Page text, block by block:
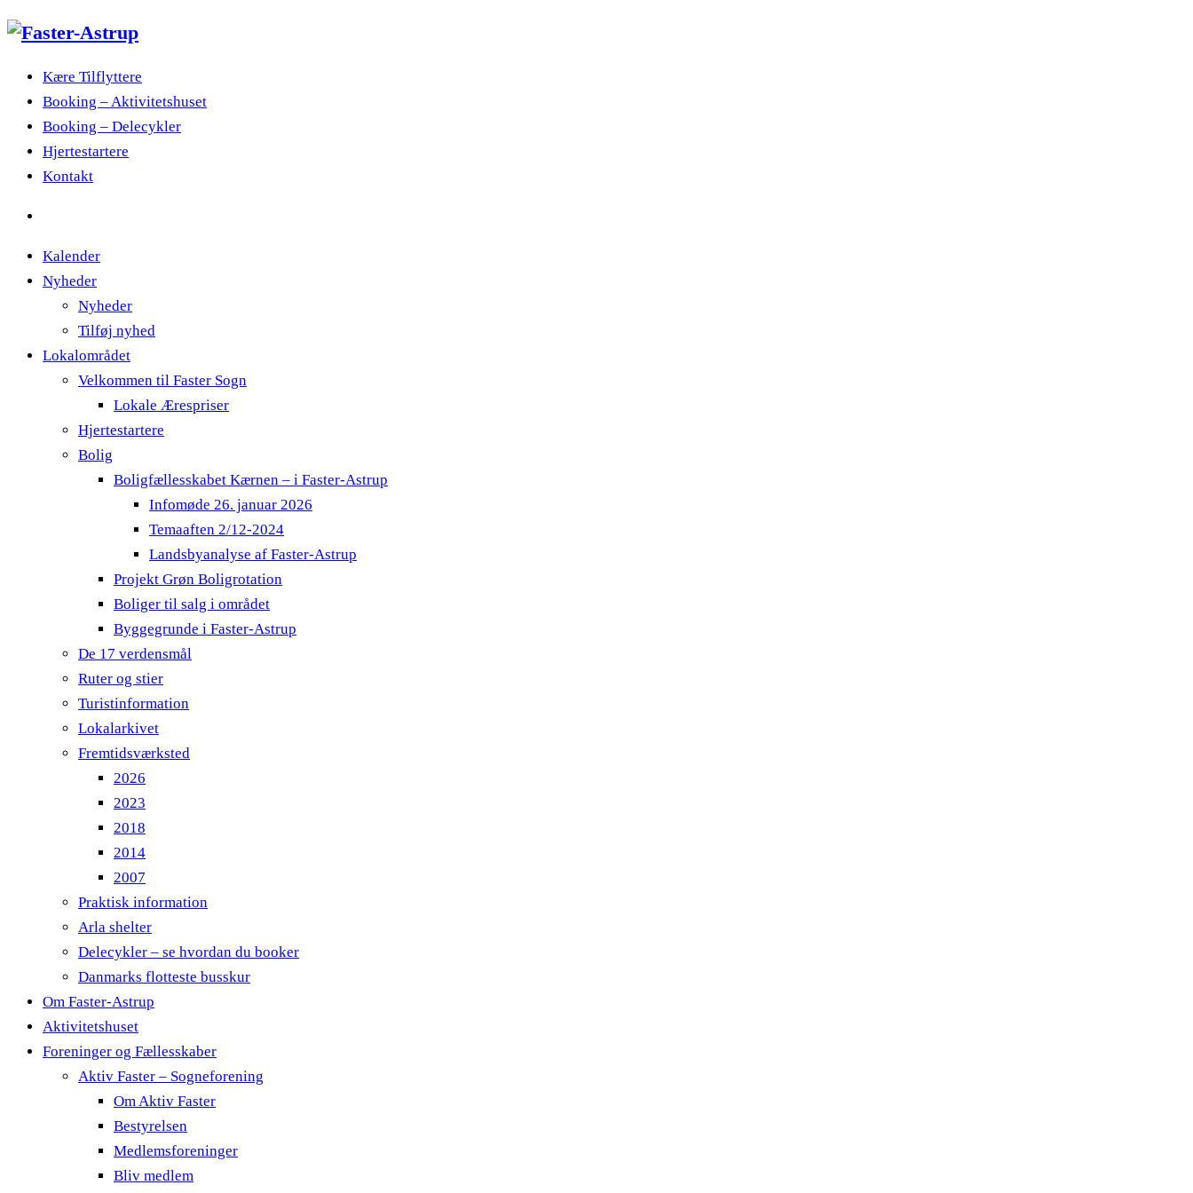
Kære Tilflyttere
Booking – Aktivitetshuset
Booking – Delecykler
Hjertestartere
Kontakt
Kalender
Nyheder
Nyheder
Tilføj nyhed
Lokalområdet
Velkommen til Faster Sogn
Lokale Ærespriser
Hjertestartere
Bolig
Boligfællesskabet Kærnen – i Faster-Astrup
Infomøde 26. januar 2026
Temaaften 2/12-2024
Landsbyanalyse af Faster-Astrup
Projekt Grøn Boligrotation
Boliger til salg i området
Byggegrunde i Faster-Astrup
De 17 verdensmål
Ruter og stier
Turistinformation
Lokalarkivet
Fremtidsværksted
2026
2023
2018
2014
2007
Praktisk information
Arla shelter
Delecykler – se hvordan du booker
Danmarks flotteste busskur
Om Faster-Astrup
Aktivitetshuset
Foreninger og Fællesskaber
Aktiv Faster – Sogneforening
Om Aktiv Faster
Bestyrelsen
Medlemsforeninger
Bliv medlem